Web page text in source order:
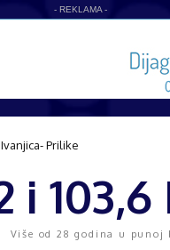
- REKLAMA -
Prilike
i 103,6
Više od 28 godina u punoj